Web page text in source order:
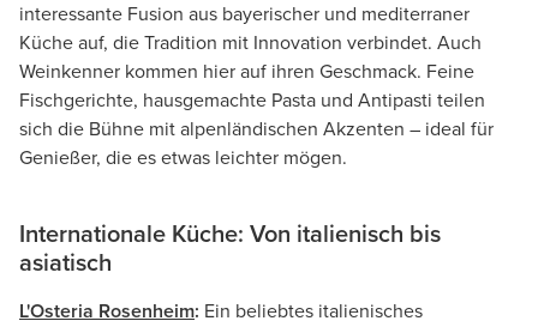
interessante Fusion aus bayerischer und mediterraner
Küche auf, die Tradition mit Innovation verbindet. Auch
Weinkenner kommen hier auf ihren Geschmack. Feine
Fischgerichte, hausgemachte Pasta und Antipasti teilen
sich die Bühne mit alpenländischen Akzenten – ideal für
Genießer, die es etwas leichter mögen.
Internationale Küche: Von italienisch bis
asiatisch
L'Osteria Rosenheim: Ein beliebtes italienisches